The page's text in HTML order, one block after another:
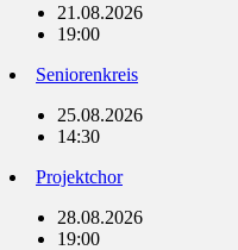
21.08.2026
19:00
Seniorenkreis
25.08.2026
14:30
Projektchor
28.08.2026
19:00